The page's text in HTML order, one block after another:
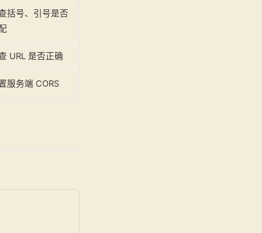
括号、引号是否
URL 是否正确
服务端 CORS